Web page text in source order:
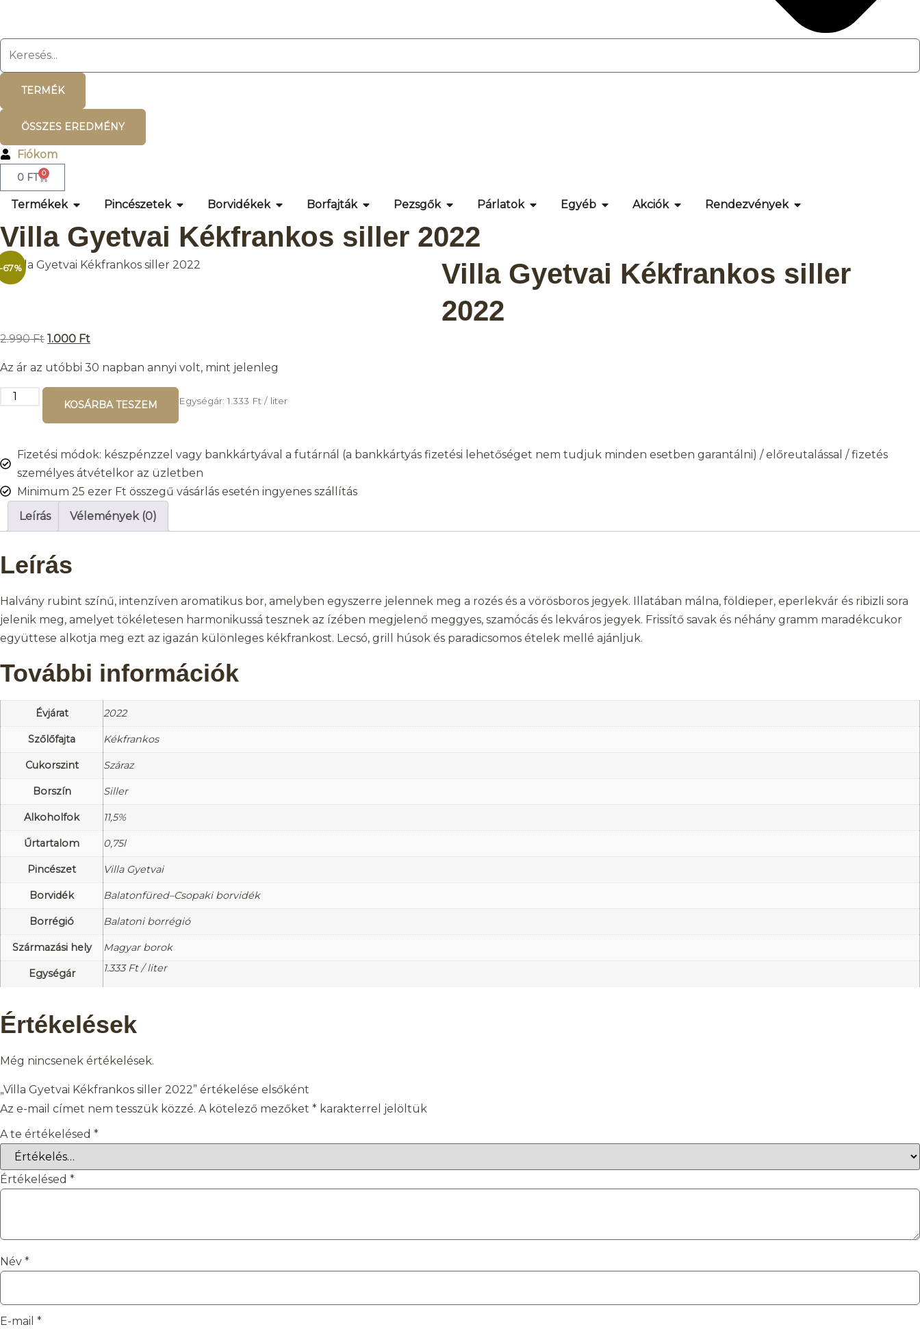
TERMÉK
ÖSSZES EREDMÉNY
Fiókom
0 FT 0
Termékek Pincészetek Borvidékek Borfajták Pezsgők Párlatok Egyéb Akciók Rendezvények
Villa Gyetvai Kékfrankos siller 2022
67%
Villa Gyetvai Kékfrankos siller
2022
2.990Ft 1.000 Ft
Az ár az utóbbi 30 napban annyi volt, mint jelenleg
KOSÁRBA TESZEM Egységár:1.333 Ft / liter
Fizetési módok: készpénzzel vagy bankkártyával a futárnál (a bankkártyás fizetési lehetőséget nem tudjuk minden esetben garantálni) / előreutalással / fizetés
személyes átvételkor az üzletben
Minimum 25 ezer Ft összegű vásárlás esetén ingyenes szállítás
Leírás
Vélemények (0)
Leírás
Halvány rubint színű, intenzíven aromatikus bor, amelyben egyszerre jelennek meg a rozés és a vörösboros jegyek. Illatában málna, földieper, eperlekvár és ribizli sora
jelenik meg, amelyet tökéletesen harmonikussá tesznek az ízében megjelenő meggyes, szamócás és lekváros jegyek. Frissítő savak és néhány gramm maradékcukor
együttese alkotja meg ezt az igazán különleges kékfrankost. Lecsó, grill húsok és paradicsomos ételek mellé ajánljuk.
További információk
Évjárat 2022
Szőlőfajta Kékfrankos
Cukorszint Száraz
Borszín Siller
Alkoholfok 11,5%
Űrtartalom 0,75l
Pincészet Villa Gyetvai
Borvidék Balatonfüred–Csopaki borvidék
Borrégió Balatoni borrégió
Származási hely Magyar borok
Egységár 1.333Ft/ liter
Értékelések
Még nincsenek értékelések.
„Villa Gyetvai Kékfrankos siller 2022” értékelése elsőként
Az e-mail címet nem tesszük közzé. A kötelező mezőket * karakterrel jelöltük
A te értékelésed *
Értékelésed *
Név *
E-mail *